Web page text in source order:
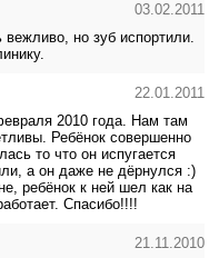
03.02.2011
но зуб испортили.
22.01.2011
2010 года. Нам там
Ребёнок совершенно
то что он испугается
а он даже не дёрнулся :)
ребёнок к ней шел как на
Спасибо!!!!
21.11.2010